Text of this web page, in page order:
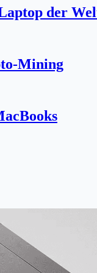
der
Mining